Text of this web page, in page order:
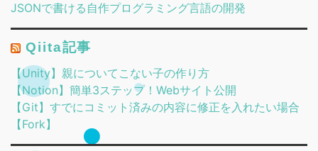
JSONで書ける自作プログラミング言語の開発
Qiita記事
【Unity】親についてこない子の作り方
【Notion】簡単3ステップ！Webサイト公開
【Git】すでにコミット済みの内容に修正を入れたい場合
【Fork】